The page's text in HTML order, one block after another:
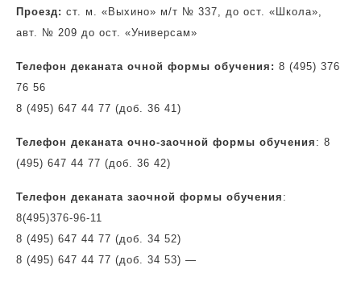
Проезд: ст. м. «Выхино» м/т № 337, до ост. «Школа»,
авт. № 209 до ост. «Универсам»
Телефон деканата очной формы обучения: 8 (495) 376
76 56
8 (495) 647 44 77 (доб. 36 41)
Телефон деканата очно-заочной формы обучения : 8
(495) 647 44 77 (доб. 36 42)
Телефон деканата заочной формы обучения :
8(495)376-96-11
8 (495) 647 44 77 (доб. 34 52)
8 (495) 647 44 77 (доб. 34 53) —